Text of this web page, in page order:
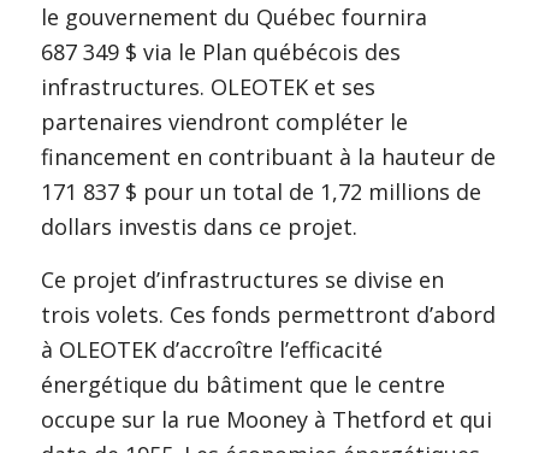
le gouvernement du Québec fournira
687 349 $ via le Plan québécois des
infrastructures. OLEOTEK et ses
partenaires viendront compléter le
financement en contribuant à la hauteur de
171 837 $ pour un total de 1,72 millions de
dollars investis dans ce projet.
Ce projet d’infrastructures se divise en
trois volets. Ces fonds permettront d’abord
à OLEOTEK d’accroître l’efficacité
énergétique du bâtiment que le centre
occupe sur la rue Mooney à Thetford et qui